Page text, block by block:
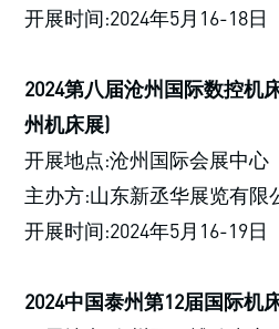
开展时间:2024年5月16-18日
2024第八届沧州国际数控机
州机床展)
开展地点:沧州国际会展中心
主办方:山东新丞华展览有限
开展时间:2024年5月16-19日
2024中国泰州第12届国际机